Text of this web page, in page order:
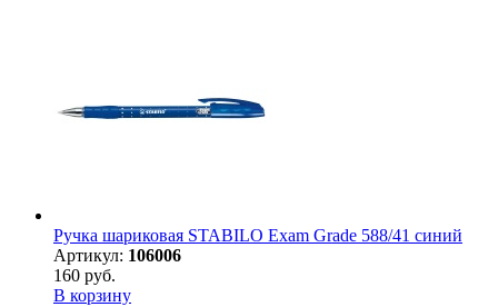
Ручка шариковая STABILO Exam Grade 588/41 синий
Артикул: 106006
160 руб.
В корзину